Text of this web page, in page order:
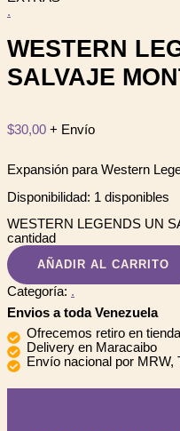
.
WESTERN
SALVAJE
$30,00 + Envío
Expansión para Western
Disponibilidad: 1 disponibles
WESTERN LEGENDS UN
cantidad
AÑADIR AL CARRITO
Categoría: .
Envios a toda Venezuela
Ofrecemos retiro en tienda
Delivery en Maracaibo
Envío nacional por MRW,